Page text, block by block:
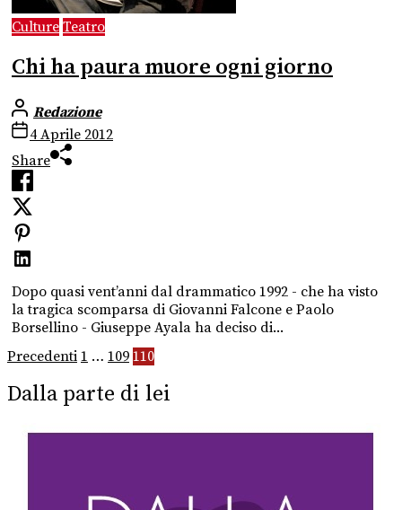
Culture Teatro
Chi ha paura muore ogni giorno
Redazione
4 Aprile 2012
Share
Dopo quasi vent’anni dal drammatico 1992 - che ha visto
la tragica scomparsa di Giovanni Falcone e Paolo
Borsellino - Giuseppe Ayala ha deciso di...
Paginazione
degli
articoli
Precedenti 1 … 109 110
Dalla parte di lei